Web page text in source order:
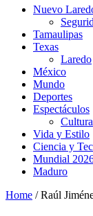
Nuevo
Tamaulipas
Texas
Laredo
México
Mundo
Deportes
Espectáculos
Cultura
Vida y Estilo
Ciencia y
Mundial
Maduro
Home / Raúl